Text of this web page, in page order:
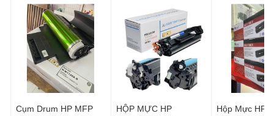
Cụm Drum HP MFP
HỘP MỰC HP
Hộp Mực HP